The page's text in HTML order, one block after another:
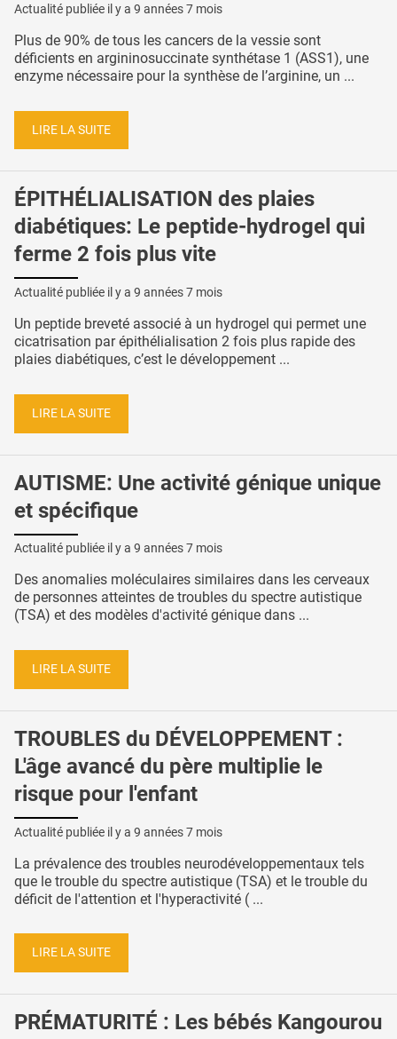
Actualité publiée il y a 9 années 7 mois
Plus de 90% de tous les cancers de la vessie sont
déficients en argininosuccinate synthétase 1 (ASS1), une
enzyme nécessaire pour la synthèse de l’arginine, un ...
LIRE LA SUITE
ÉPITHÉLIALISATION des plaies
diabétiques: Le peptide-hydrogel qui
ferme 2 fois plus vite
Actualité publiée il y a 9 années 7 mois
Un peptide breveté associé à un hydrogel qui permet une
cicatrisation par épithélialisation 2 fois plus rapide des
plaies diabétiques, c’est le développement ...
LIRE LA SUITE
AUTISME: Une activité génique unique
et spécifique
Actualité publiée il y a 9 années 7 mois
Des anomalies moléculaires similaires dans les cerveaux
de personnes atteintes de troubles du spectre autistique
(TSA) et des modèles d'activité génique dans ...
LIRE LA SUITE
TROUBLES du DÉVELOPPEMENT :
L'âge avancé du père multiplie le
risque pour l'enfant
Actualité publiée il y a 9 années 7 mois
La prévalence des troubles neurodéveloppementaux tels
que le trouble du spectre autistique (TSA) et le trouble du
déficit de l'attention et l'hyperactivité ( ...
LIRE LA SUITE
PRÉMATURITÉ : Les bébés Kangourou